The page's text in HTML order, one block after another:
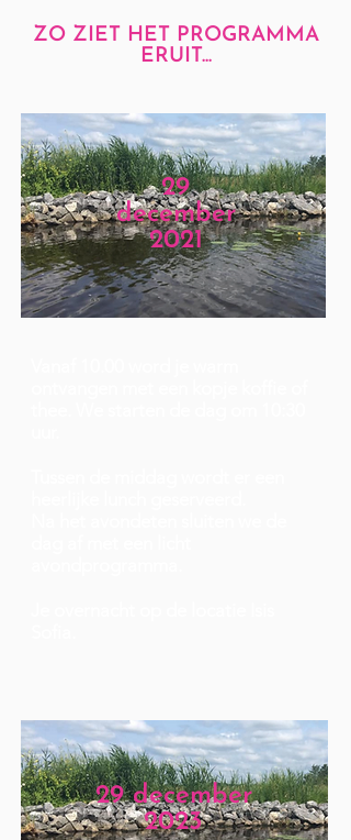
ZO ZIET HET PROGRAMMA
ERUIT...
29
december
2021
29 december
2023